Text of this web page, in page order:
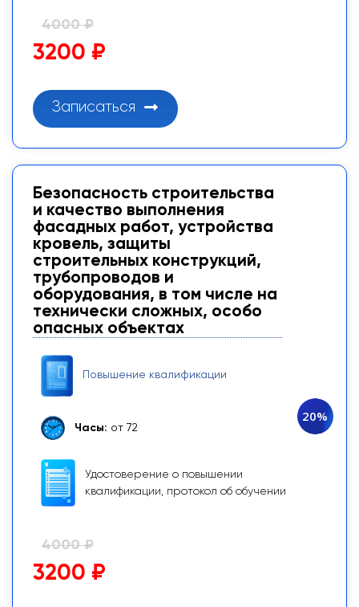
4000 ₽
3200 ₽
Записаться
Безопасность строительства
и качество выполнения
фасадных работ, устройства
кровель, защиты
строительных конструкций,
трубопроводов и
оборудования, в том числе на
технически сложных, особо
опасных объектах
Повышение квалификации
Часы: от 72
Удостоверение о повышении
квалификации, протокол об обучении
20%
4000 ₽
3200 ₽